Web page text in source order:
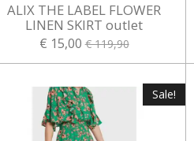
ALIX THE LABEL FLOWER
LINEN SKIRT outlet
€ 15,00 € 119,90
Sale!